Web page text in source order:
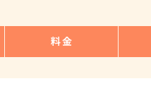
料金